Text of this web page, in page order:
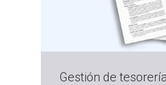
Gestión de